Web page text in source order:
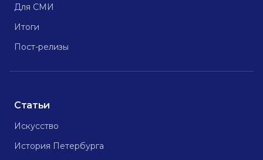
Для СМИ
Итоги
Пост-релизы
Статьи
Искусство
История Петербурга